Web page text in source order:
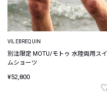
VILEBREQUIN
別注限定 MOTU/モトゥ 水陸両用スイ
ムショーツ
¥52,800